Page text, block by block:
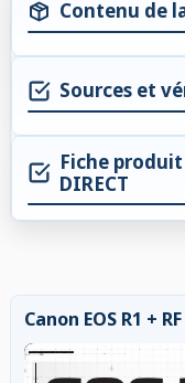
Contenu de
Sources et
Fiche produit
DIRECT
Canon EOS R1 +